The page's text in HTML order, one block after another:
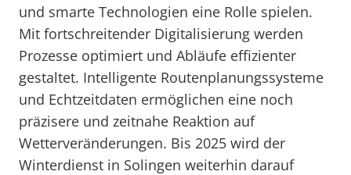
und smarte Technologien eine Rolle spielen.
Mit fortschreitender Digitalisierung werden
Prozesse optimiert und Abläufe effizienter
gestaltet. Intelligente Routenplanungssysteme
und Echtzeitdaten ermöglichen eine noch
präzisere und zeitnahe Reaktion auf
Wetterveränderungen. Bis 2025 wird der
Winterdienst in Solingen weiterhin darauf